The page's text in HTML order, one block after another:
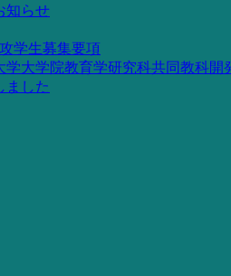
知らせ
学生募集要項
大学院教育学研究科共同教科
ました